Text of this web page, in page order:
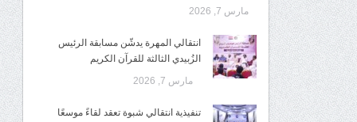
مارس 7, 2026
انتقالي المهرة يدشّن مسابقة الرئيس
الزُبيدي الثالثة للقرآن الكريم
مارس 7, 2026
تنفيذية انتقالي شبوة تعقد لقاءً موسعًا